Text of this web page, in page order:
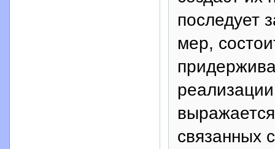
последует
мер,
связанных